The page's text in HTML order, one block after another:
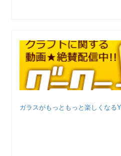
ガラスがもっともっと楽しくなる